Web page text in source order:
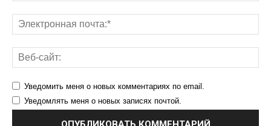
Уведомить меня о новых комментариях по email.
Уведомлять меня о новых записях почтой.